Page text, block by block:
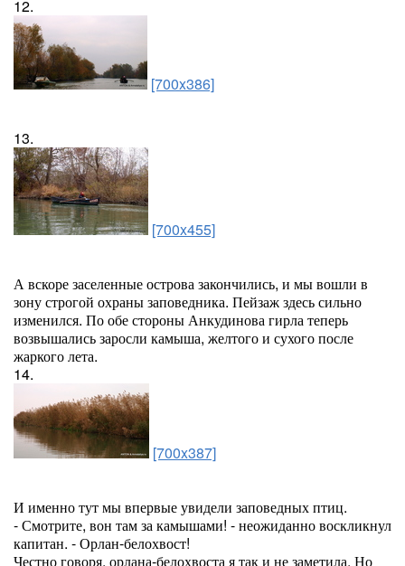
12.
[700x386]
13.
[700x455]
А вскоре заселенные острова закончились, и мы вошли в
зону строгой охраны заповедника. Пейзаж здесь сильно
изменился. По обе стороны Анкудинова гирла теперь
возвышались заросли камыша, желтого и сухого после
жаркого лета.
14.
[700x387]
И именно тут мы впервые увидели заповедных птиц.
- Смотрите, вон там за камышами! - неожиданно воскликнул
капитан. - Орлан-белохвост!
Честно говоря, орлана-белохвоста я так и не заметила. Но